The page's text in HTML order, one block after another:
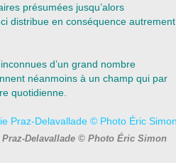
présumées jusqu’alors
distribue en conséquence autrement
d’un grand nombre
néanmoins à un champ qui par
quotidienne.
Delavallade © Photo Éric Simon